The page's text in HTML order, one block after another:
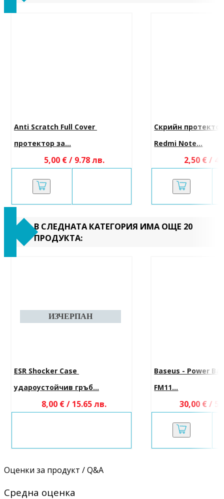
Anti Scratch Full Cover
протектор за...
5,00 € / 9.78 лв.
Скрийн
Redmi Note...
2,50 € /
В СЛЕДНАТА КАТЕГОРИЯ ИМА ОЩЕ 20
ПРОДУКТА:
ESR Shocker Case
удароустойчив гръб...
8,00 € / 15.65 лв.
Baseus - Power
FM11...
30,00 € /
Оценки за продукт / Q&A
Средна оценка